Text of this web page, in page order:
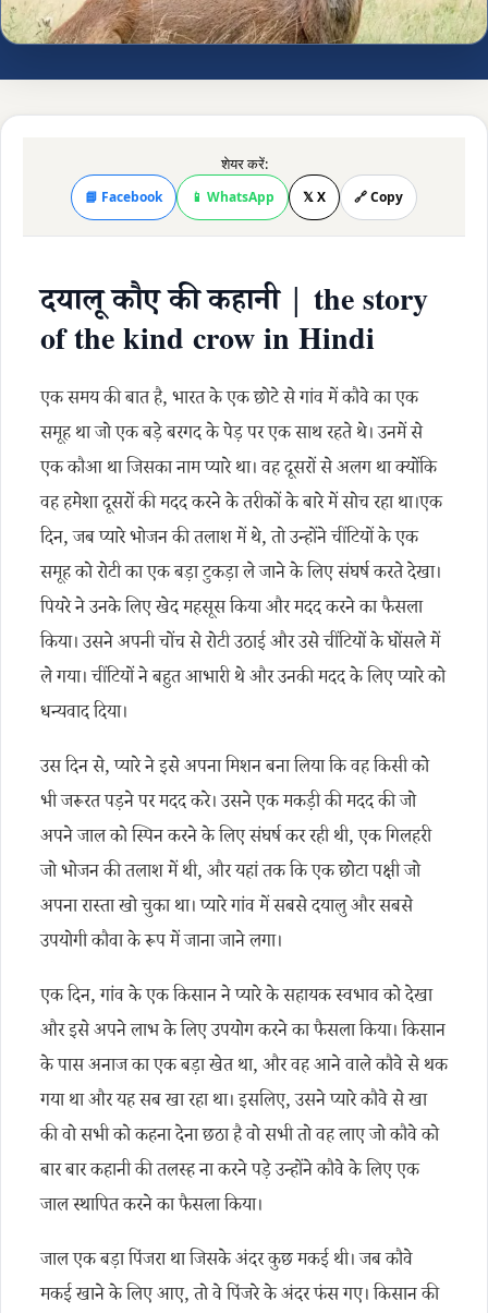
शेयर करें:
📘 Facebook 📱 WhatsApp 𝕏 X 🔗 Copy
दयालू कौए की कहानी | the story
of the kind crow in Hindi
एक समय की बात है, भारत के एक छोटे से गांव में कौवे का एक
समूह था जो एक बड़े बरगद के पेड़ पर एक साथ रहते थे। उनमें से
एक कौआ था जिसका नाम प्यारे था। वह दूसरों से अलग था क्योंकि
वह हमेशा दूसरों की मदद करने के तरीकों के बारे में सोच रहा था।एक
दिन, जब प्यारे भोजन की तलाश में थे, तो उन्होंने चींटियों के एक
समूह को रोटी का एक बड़ा टुकड़ा ले जाने के लिए संघर्ष करते देखा।
पियरे ने उनके लिए खेद महसूस किया और मदद करने का फैसला
किया। उसने अपनी चोंच से रोटी उठाई और उसे चींटियों के घोंसले में
ले गया। चींटियों ने बहुत आभारी थे और उनकी मदद के लिए प्यारे को
धन्यवाद दिया।
उस दिन से, प्यारे ने इसे अपना मिशन बना लिया कि वह किसी को
भी जरूरत पड़ने पर मदद करे। उसने एक मकड़ी की मदद की जो
अपने जाल को स्पिन करने के लिए संघर्ष कर रही थी, एक गिलहरी
जो भोजन की तलाश में थी, और यहां तक कि एक छोटा पक्षी जो
अपना रास्ता खो चुका था। प्यारे गांव में सबसे दयालु और सबसे
उपयोगी कौवा के रूप में जाना जाने लगा।
एक दिन, गांव के एक किसान ने प्यारे के सहायक स्वभाव को देखा
और इसे अपने लाभ के लिए उपयोग करने का फैसला किया। किसान
के पास अनाज का एक बड़ा खेत था, और वह आने वाले कौवे से थक
गया था और यह सब खा रहा था। इसलिए, उसने प्यारे कौवे से खा
की वो सभी को कहना देना छठा है वो सभी तो वह लाए जो कौवे को
बार बार कहानी की तलस्ह ना करने पड़े उन्होंने कौवे के लिए एक
जाल स्थापित करने का फैसला किया।
जाल एक बड़ा पिंजरा था जिसके अंदर कुछ मकई थी। जब कौवे
मकई खाने के लिए आए, तो वे पिंजरे के अंदर फंस गए। किसान की